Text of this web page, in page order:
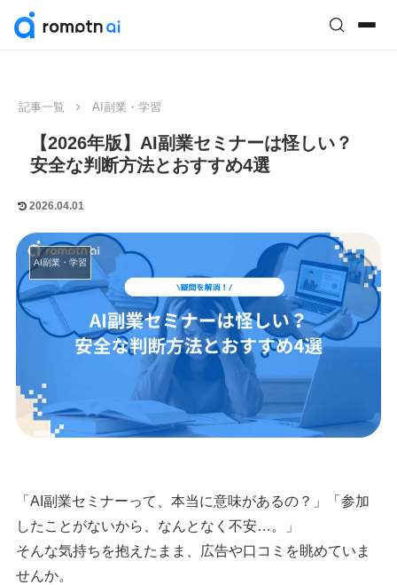
記事一覧 AI副業・学習
【2026年版】AI副業セミナーは怪しい？
安全な判断方法とおすすめ4選
2026.04.01
AI副業・学習
「AI副業セミナーって、本当に意味があるの？」「参加
したことがないから、なんとなく不安…。」
そんな気持ちを抱えたまま、広告や口コミを眺めていま
せんか。